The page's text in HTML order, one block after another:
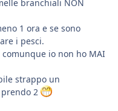
branchiali NON
1 ora e se sono
i pesci.
io non ho MAI
strappo un
2